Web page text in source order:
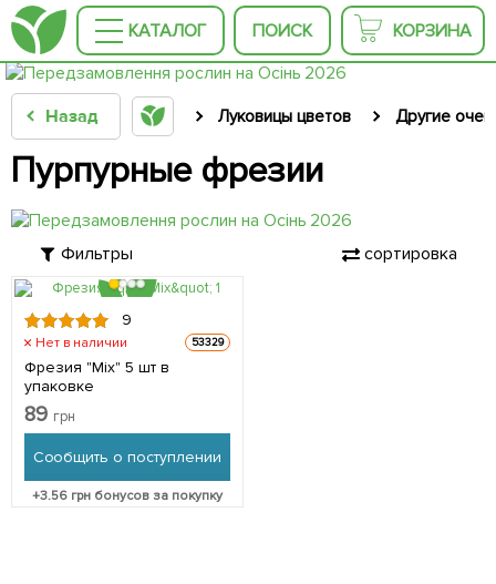
КАТАЛОГ ПОИСК КОРЗИНА
Назад Луковицы цветов Другие
Пурпурные фрезии
Фильтры сортировка
9
Нет в наличии 53329
Фрезия "Mix" 5 шт в
упаковке
89 грн
Сообщить о поступлении
+3.56 грн бонусов за покупку